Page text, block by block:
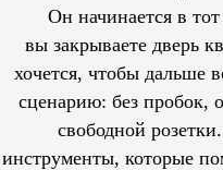
Он начинается в
вы закрываете дверь
хочется, чтобы дальше
сценарию: без пробок,
свободной
инструменты, которые